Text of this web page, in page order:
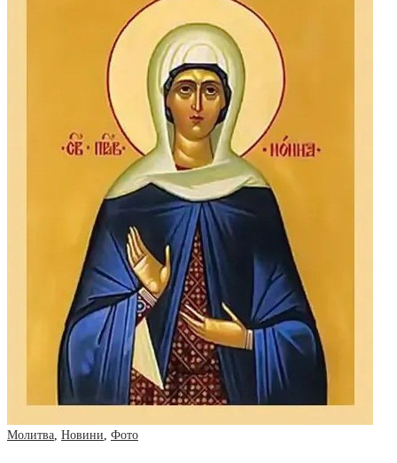
Молитва Новини Фото